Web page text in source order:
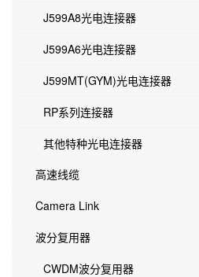
J599A8光电连接器
J599A6光电连接器
J599MT(GYM)光电连接器
RP系列连接器
其他特种光电连接器
高速线缆
Camera Link
波分复用器
CWDM波分复用器